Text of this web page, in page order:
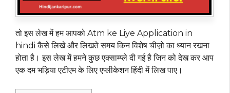
तो इस लेख में हम आपको Atm ke Liye Application in
hindi कैसे लिखे और लिखते समय किन विशेष चीज़ो का ध्यान रखना
होता है। इस लेख में हमने कुछ एक्साम्प्ले दी गई है जिन को देख कर आप
एक दम भड़िया एटीएम के लिए एप्लीकेशन हिंदी में लिख पाए।